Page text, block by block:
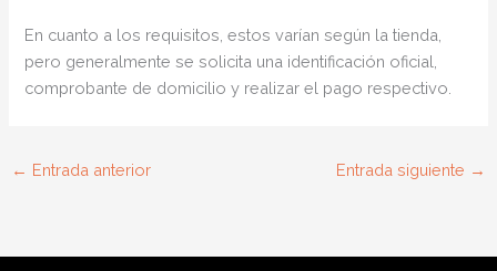
En cuanto a los requisitos, estos varían según la tienda,
pero generalmente se solicita una identificación oficial,
comprobante de domicilio y realizar el pago respectivo.
← Entrada anterior Entrada siguiente →